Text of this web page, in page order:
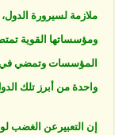
ملازمة لسيرورة
ومؤسساتها القوية
المؤسسات وتمضي في
واحدة من أبرز تلك
إن التعبيرعن الغضب